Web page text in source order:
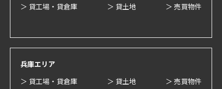
＞ 貸工場・貸倉庫
＞ 貸土地 ＞ 売買物件
兵庫エリア
＞ 貸工場・貸倉庫
＞ 貸土地 ＞ 売買物件